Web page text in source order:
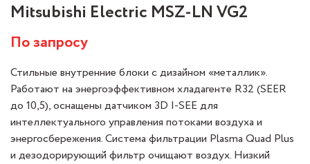
Mitsubishi Electric MSZ-LN VG2
По запросу
Стильные внутренние блоки с дизайном «металлик».
Работают на энергоэффективном хладагенте R32 (SEER
до 10,5), оснащены датчиком 3D I-SEE для
интеллектуального управления потоками воздуха и
энергосбережения. Система фильтрации Plasma Quad Plus
и дезодорирующий фильтр очищают воздух. Низкий